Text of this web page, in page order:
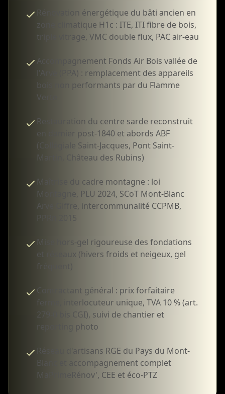
Rénovation énergétique du bâti ancien en
zone climatique H1c : ITE, ITI fibre de bois,
triple vitrage, VMC double flux, PAC air-eau
Accompagnement Fonds Air Bois vallée de
l'Arve (PPA) : remplacement des appareils
bois non performants par du Flamme
Verte
Restauration du centre sarde reconstruit
en damier post-1840 et abords ABF
(Collégiale Saint-Jacques, Pont Saint-
Martin, Château des Rubins)
Maîtrise du cadre montagne : loi
Montagne, PLU 2024, SCoT Mont-Blanc
Arve Giffre, intercommunalité CCPMB,
PPRn 2015
Mise hors-gel rigoureuse des fondations
et réseaux (hivers froids et neigeux, gel
fréquent)
Contractant général : prix forfaitaire
ferme, interlocuteur unique, TVA 10 % (art.
279-0 bis CGI), suivi de chantier et
reporting photo
Réseau d'artisans RGE du Pays du Mont-
Blanc et accompagnement complet
MaPrimeRénov', CEE et éco-PTZ